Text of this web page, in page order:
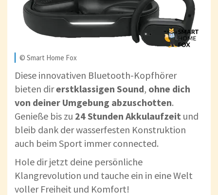
© Smart Home Fox
Diese innovativen Bluetooth-Kopfhörer
bieten direrstklassigen Sound, ohne dich
von deiner Umgebung abzuschotten.
Genieße bis zu 24 Stunden Akkulaufzeit und
bleib dank der wasserfesten Konstruktion
auch beim Sport immer connected.
Hole dir jetzt deine persönliche
Klangrevolution und tauche ein in eine Welt
voller Freiheit und Komfort!